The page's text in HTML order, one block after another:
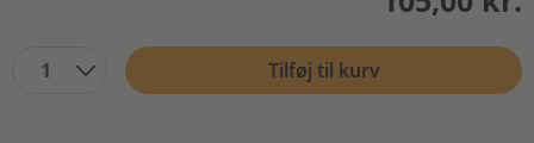
1 Tilføj til kurv